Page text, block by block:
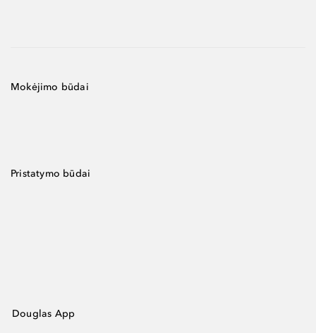
Mokėjimo būdai
Pristatymo būdai
Douglas App